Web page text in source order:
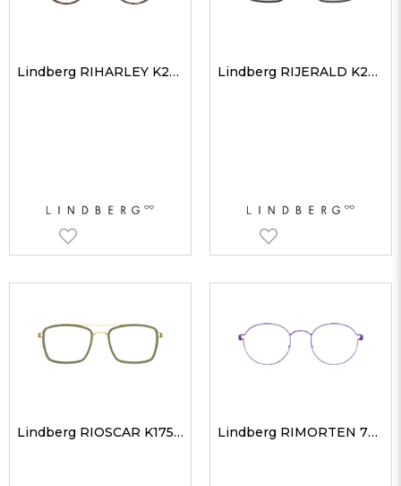
Lindberg RIHARLEY K204GT 43 Unisex Optik Gözlükler Lindberg RIJERALD K2410 52 Unisex Optik Gözlükler
Lindberg RIOSCAR K175GT 53 Unisex Optik Gözlükler Lindberg RIMORTEN 77 48 Unisex Optik Gözlükler